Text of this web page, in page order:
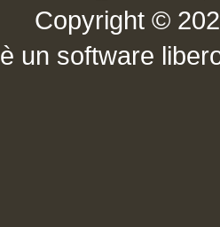
Copyright ©
è un software